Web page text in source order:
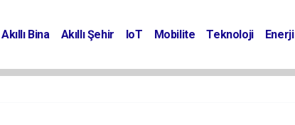
Akıllı Bina Akıllı Şehir IoT Mobilite Teknoloji Enerji